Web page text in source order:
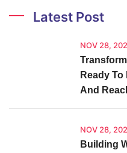
Latest Post
NOV 28,
Ready
And
NOV 28,
Building